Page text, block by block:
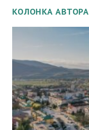
КОЛОНКА АВТОРА